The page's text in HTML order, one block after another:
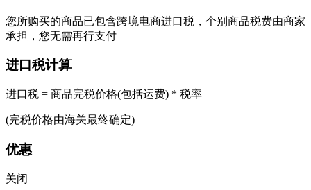
您所购买的商品已包含跨境电商进口税，个别商品税费由商家
承担，您无需再行支付
进口税计算
进口税 = 商品完税价格(包括运费) * 税率
(完税价格由海关最终确定)
优惠
关闭